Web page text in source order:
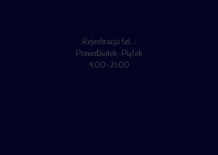
Rejestracja tel. :
Poniedziałek-Piątek
9:00-21:00